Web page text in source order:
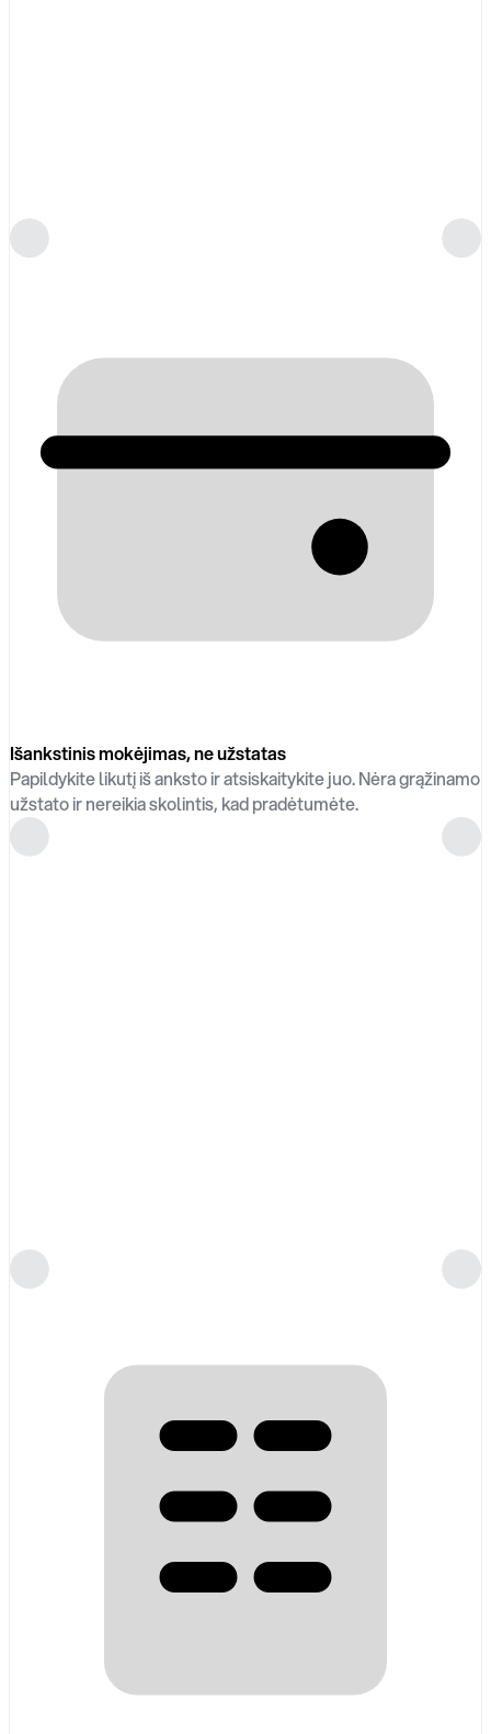
Išankstinis mokėjimas, ne užstatas
Papildykite likutį iš anksto ir atsiskaitykite juo. Nėra grąžinamo
užstato ir nereikia skolintis, kad pradėtumėte.